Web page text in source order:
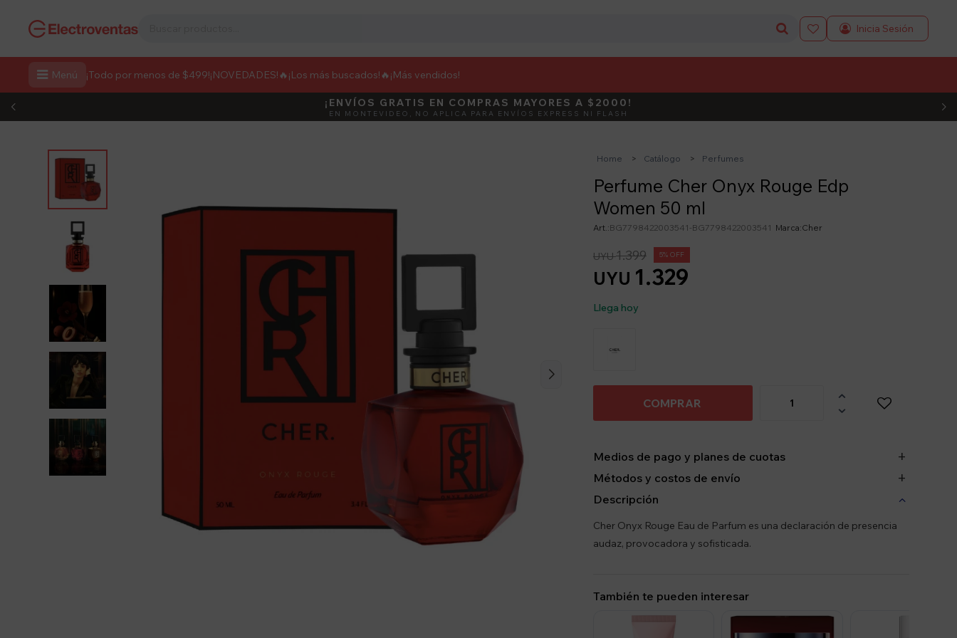
 Menú ¡Todo por menos de $499!¡NOVEDADES! 🔥¡Los más buscados!🔥 ¡Más vendidos!

DEBUT ACTIVÁ EL CÓDIGO
¡ENVÍOS GRATIS EN COMPRAS MAYORES A $2000!
EN MONTEVIDEO, NO APLICA PARA ENVÍOS EXPRESS NI FLASH
Home Catálogo Perfumes
Perfume Cher Onyx Rouge Edp
Women 50 ml
BG7798422003541-BG7798422003541 Cher
UYU 1.329
UYU1.399 5
Llega hoy
COMPRAR


Medios de pago y planes de cuotas
Métodos y costos de envío
Descripción
Cher Onyx Rouge Eau de Parfum es una declaración de presencia
audaz, provocadora y sofisticada.
También te pueden interesar